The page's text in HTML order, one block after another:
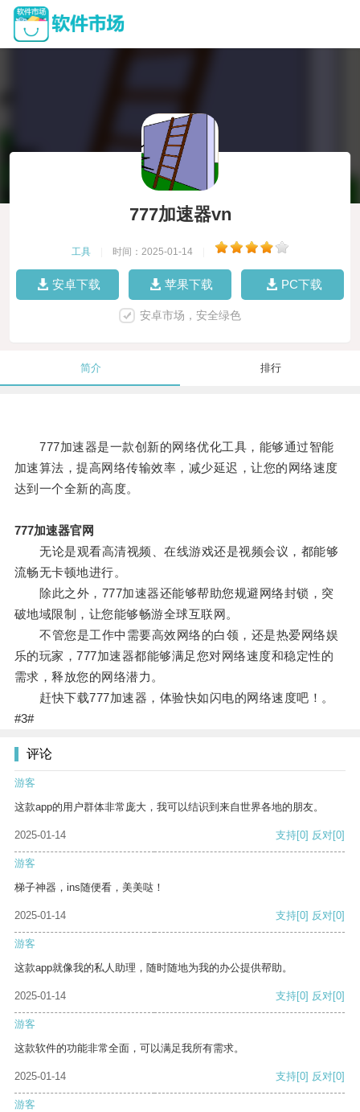
777加速器vn
工具 时间：2025-01-14
安卓下载 苹果下载 PC下载
安卓市场，安全绿色
简介 排行
777加速器是一款创新的网络优化工具，能够通过智能
加速算法，提高网络传输效率，减少延迟，让您的网络速度
达到一个全新的高度。
777加速器官网
无论是观看高清视频、在线游戏还是视频会议，都能够
流畅无卡顿地进行。
除此之外，777加速器还能够帮助您规避网络封锁，突
破地域限制，让您能够畅游全球互联网。
不管您是工作中需要高效网络的白领，还是热爱网络娱
乐的玩家，777加速器都能够满足您对网络速度和稳定性的
需求，释放您的网络潜力。
赶快下载777加速器，体验快如闪电的网络速度吧！。
#3#
评论
游客
这款app的用户群体非常庞大，我可以结识到来自世界各地的朋友。
2025-01-14 支持[0] 反对[0]
游客
梯子神器，ins随便看，美美哒！
2025-01-14 支持[0] 反对[0]
游客
这款app就像我的私人助理，随时随地为我的办公提供帮助。
2025-01-14 支持[0] 反对[0]
游客
这款软件的功能非常全面，可以满足我所有需求。
2025-01-14 支持[0] 反对[0]
游客